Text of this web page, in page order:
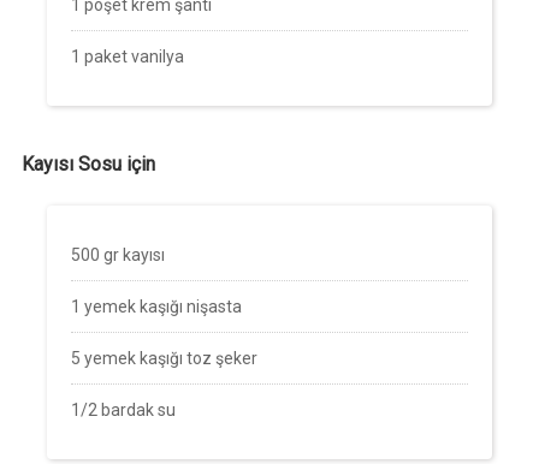
1 poşet krem şanti
1 paket vanilya
Kayısı Sosu için
500 gr kayısı
1 yemek kaşığı nişasta
5 yemek kaşığı toz şeker
1/2 bardak su